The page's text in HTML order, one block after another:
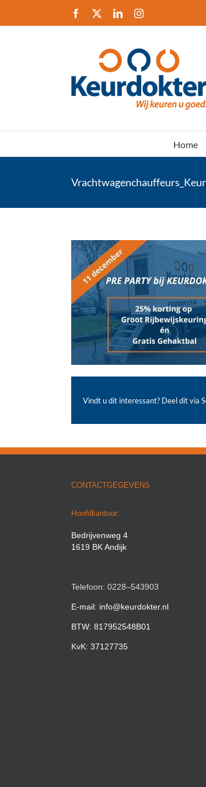
inhoud
Facebook LinkedInInstagram
Home
Vindt u dit interessant? Deel dit via
CONTACTGEGEVENS
Hoofdkantoor
Bedrijvenweg 4
1619 BK Andijk
Telefoon: 0228–543903
E-mail: info@keurdokter.nl
BTW: 817952548B01
KvK: 37127735